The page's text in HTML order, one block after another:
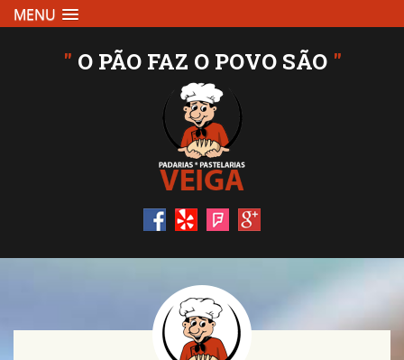
MENU
" O PÃO FAZ O POVO SÃO "